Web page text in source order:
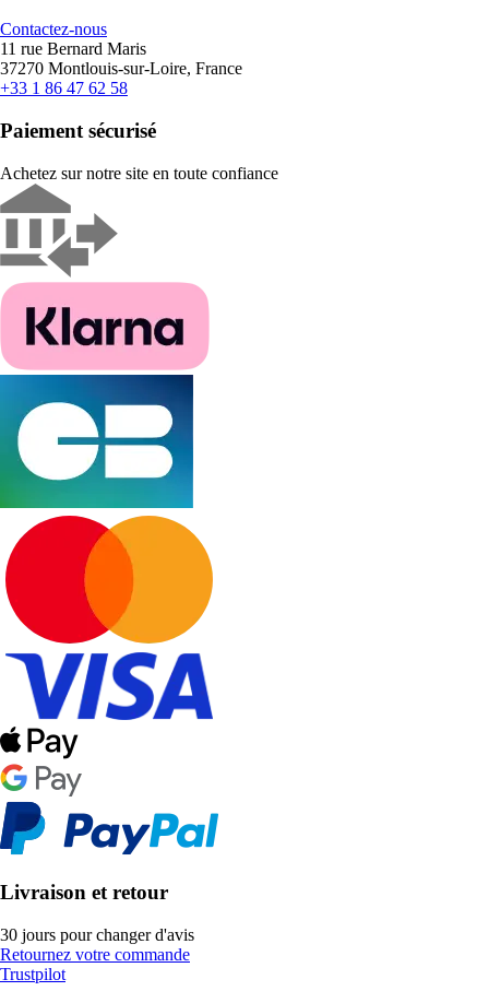
Contactez-nous
11 rue Bernard Maris
37270 Montlouis-sur-Loire, France
+33 1 86 47 62 58
Paiement sécurisé
Achetez sur notre site en toute confiance
Livraison et retour
30 jours pour changer d'avis
Retournez votre commande
Trustpilot